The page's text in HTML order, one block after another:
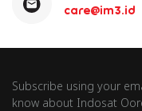
care@im3.id
Subscribe using your
know about Indosat